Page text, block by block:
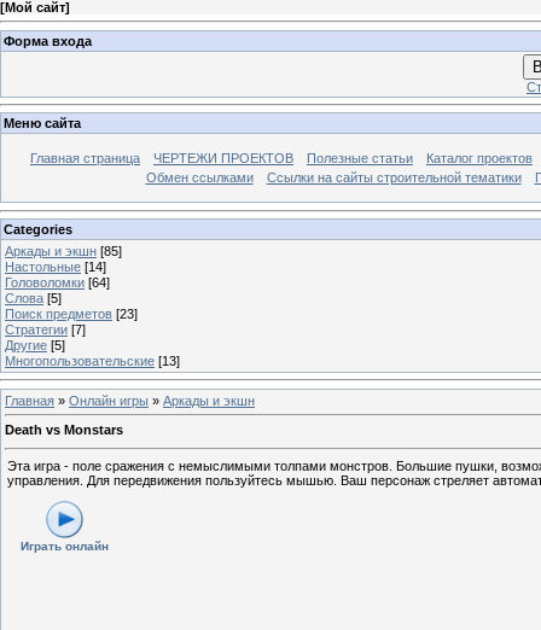
[Мой сайт]
Форма входа
Меню сайта
Главная страница ЧЕРТЕЖИ ПРОЕКТОВ Полезные статьи
Каталог проектов
Обмен ссылками
Ссылки на сайты строительной тематики
Categories
Аркады и экшн [85]
Настольные [14]
Головоломки [64]
Слова [5]
Поиск предметов [23]
Стратегии [7]
Другие [5]
Многопользовательские [13]
Главная » Онлайн игры » Аркады и экшн
Death vs Monstars
Эта игра - поле сражения с немыслимыми толпами монстров. Большие пушки,
управления. Для передвижения пользуйтесь мышью. Ваш персонаж стреляет
Играть онлайн